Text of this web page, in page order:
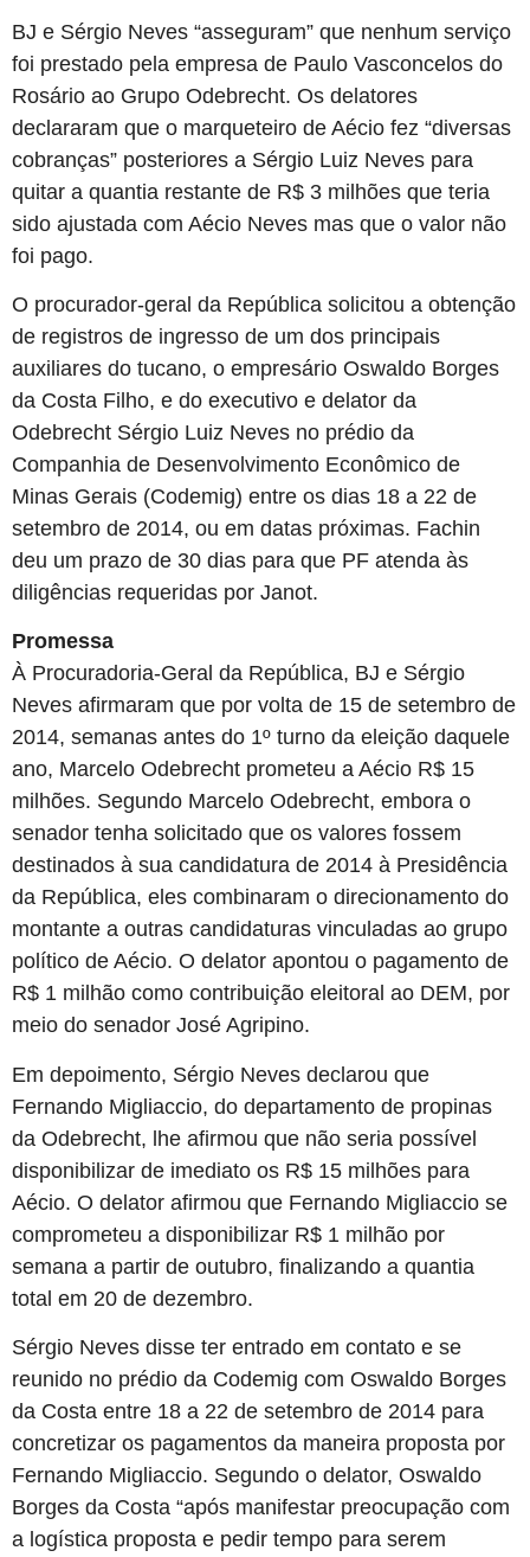
BJ e Sérgio Neves “asseguram” que nenhum serviço
foi prestado pela empresa de Paulo Vasconcelos do
Rosário ao Grupo Odebrecht. Os delatores
declararam que o marqueteiro de Aécio fez “diversas
cobranças” posteriores a Sérgio Luiz Neves para
quitar a quantia restante de R$ 3 milhões que teria
sido ajustada com Aécio Neves mas que o valor não
foi pago.
O procurador-geral da República solicitou a obtenção
de registros de ingresso de um dos principais
auxiliares do tucano, o empresário Oswaldo Borges
da Costa Filho, e do executivo e delator da
Odebrecht Sérgio Luiz Neves no prédio da
Companhia de Desenvolvimento Econômico de
Minas Gerais (Codemig) entre os dias 18 a 22 de
setembro de 2014, ou em datas próximas. Fachin
deu um prazo de 30 dias para que PF atenda às
diligências requeridas por Janot.
Promessa
À Procuradoria-Geral da República, BJ e Sérgio
Neves afirmaram que por volta de 15 de setembro de
2014, semanas antes do 1º turno da eleição daquele
ano, Marcelo Odebrecht prometeu a Aécio R$ 15
milhões. Segundo Marcelo Odebrecht, embora o
senador tenha solicitado que os valores fossem
destinados à sua candidatura de 2014 à Presidência
da República, eles combinaram o direcionamento do
montante a outras candidaturas vinculadas ao grupo
político de Aécio. O delator apontou o pagamento de
R$ 1 milhão como contribuição eleitoral ao DEM, por
meio do senador José Agripino.
Em depoimento, Sérgio Neves declarou que
Fernando Migliaccio, do departamento de propinas
da Odebrecht, lhe afirmou que não seria possível
disponibilizar de imediato os R$ 15 milhões para
Aécio. O delator afirmou que Fernando Migliaccio se
comprometeu a disponibilizar R$ 1 milhão por
semana a partir de outubro, finalizando a quantia
total em 20 de dezembro.
Sérgio Neves disse ter entrado em contato e se
reunido no prédio da Codemig com Oswaldo Borges
da Costa entre 18 a 22 de setembro de 2014 para
concretizar os pagamentos da maneira proposta por
Fernando Migliaccio. Segundo o delator, Oswaldo
Borges da Costa “após manifestar preocupação com
a logística proposta e pedir tempo para serem